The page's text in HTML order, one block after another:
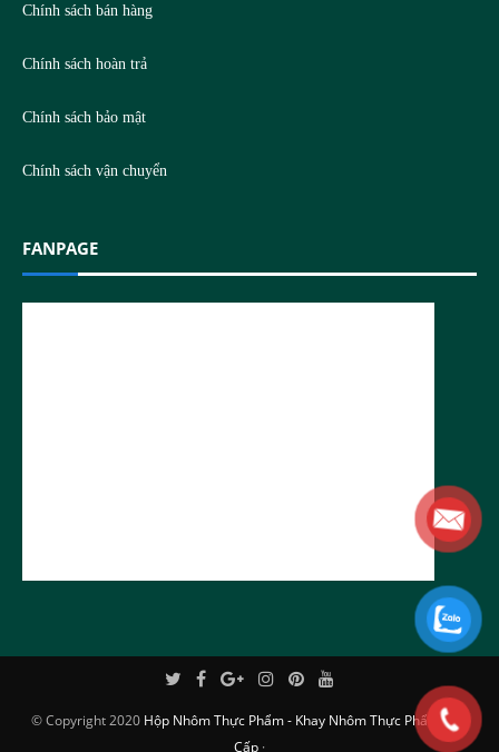
Chính sách bán hàng
Chính sách hoàn trả
Chính sách bảo mật
Chính sách vận chuyển
FANPAGE
© Copyright 2020 Hộp Nhôm Thực Phẩm - Khay Nhôm Thực Phẩm Cao
Cấp ·